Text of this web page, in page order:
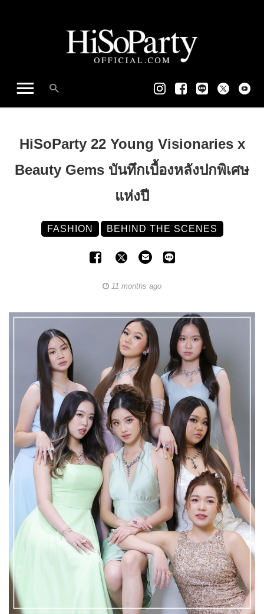
HiSoParty 22 Young Visionaries x
Beauty Gems บันทึกเบื้องหลังปกพิเศษ
แห่งปี
FASHION BEHIND THE SCENES
11 months ago